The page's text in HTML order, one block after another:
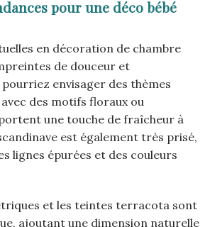
pour une déco bébé
en décoration de chambre
de douceur et
pourriez envisager des thèmes
des motifs floraux ou
une touche de fraîcheur à
est également très prisé,
lignes épurées et des couleurs
et les teintes terracota sont
ajoutant une dimension naturelle